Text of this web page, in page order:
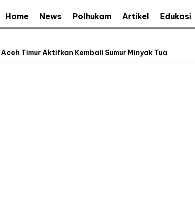
Home News Polhukam Artikel Edukasi
Timur Aktifkan Kembali Sumur Minyak Tua